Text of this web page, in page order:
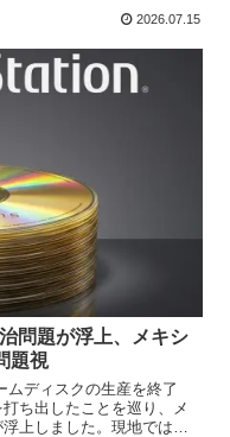
2026.07.15
問題が浮上、メキシ
題視
ムディスクの生産を終了
ち出したことを巡り、メ
上しました。現地では複